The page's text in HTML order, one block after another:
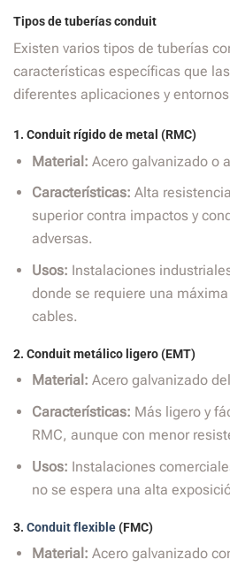
Tipos de tuberías conduit
Existen varios tipos de tuberías
características específicas que
diferentes aplicaciones y
1. Conduit rígido de metal (RMC)
Material: Acero galvanizado o
Características: Alta
superior contra impactos y
adversas.
Usos: Instalaciones
donde se requiere una
cables.
2. Conduit metálico ligero (EMT)
Material: Acero galvanizado
Características: Más ligero y
RMC, aunque con menor
Usos: Instalaciones
no se espera una alta
3. Conduit flexible(FMC)
Material: Acero galvanizado